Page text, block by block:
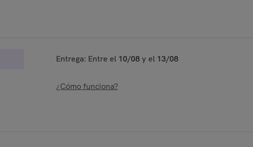
Entrega: Entre el 10/08y el 13/08
¿Cómo funciona?